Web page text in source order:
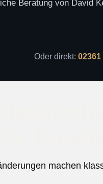
Beratung von David
Oder direkt:02361
machen